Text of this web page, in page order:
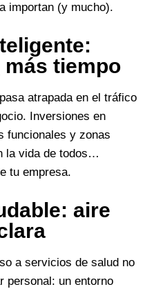
importan (y mucho).
tiempo
atrapada en el tráfico
Inversiones en
funcionales y zonas
la vida de todos…
tu empresa.
aire
a servicios de salud no
personal: un entorno